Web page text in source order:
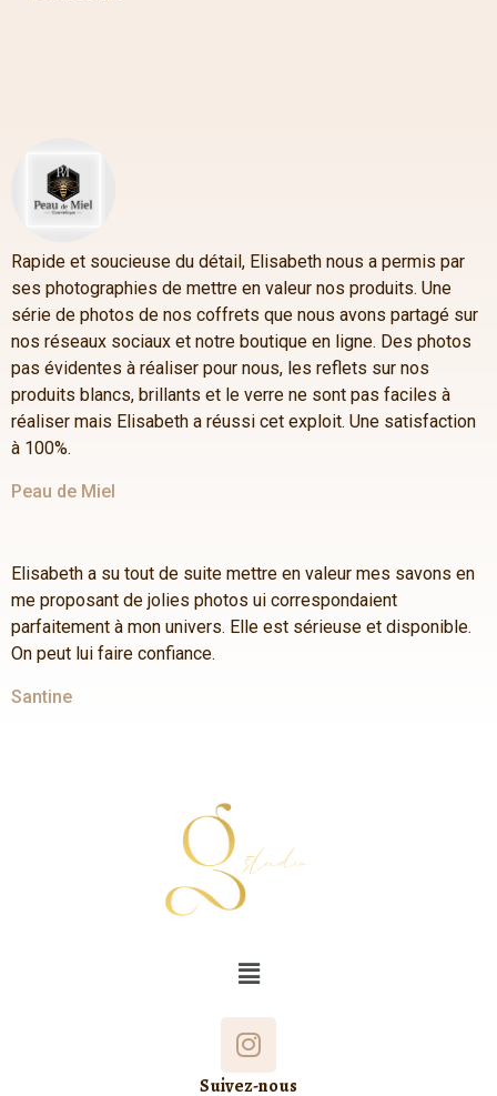
Rapide et soucieuse du détail, Elisabeth nous a permis par
ses photographies de mettre en valeur nos produits. Une
série de photos de nos coffrets que nous avons partagé sur
nos réseaux sociaux et notre boutique en ligne. Des photos
pas évidentes à réaliser pour nous, les reflets sur nos
produits blancs, brillants et le verre ne sont pas faciles à
réaliser mais Elisabeth a réussi cet exploit. Une satisfaction
à 100%.
Peau de Miel
Elisabeth a su tout de suite mettre en valeur mes savons en
me proposant de jolies photos ui correspondaient
parfaitement à mon univers. Elle est sérieuse et disponible.
On peut lui faire confiance.
Santine
Suivez-nous